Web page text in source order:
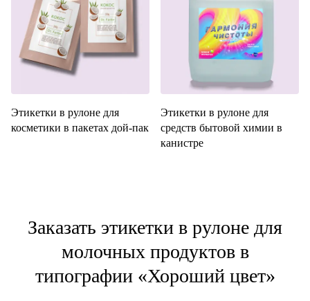
Этикетки в рулоне для
косметики в пакетах дой-пак
Этикетки в рулоне для
средств бытовой химии в
канистре
Заказать этикетки в рулоне для
молочных продуктов в
типографии «Хороший цвет»